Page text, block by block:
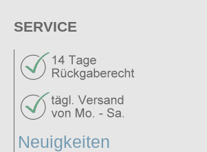
SERVICE
Neuigkeiten